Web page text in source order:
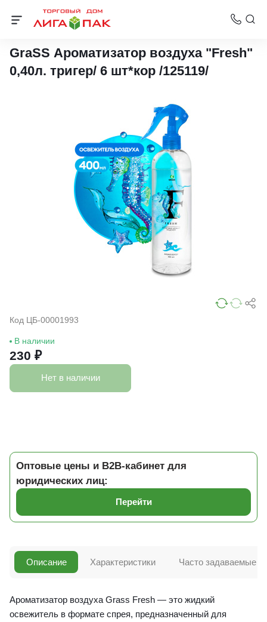
Освежители воздуха и полироли
GraSS Ароматизатор воздуха "Fresh"
0,40л. тригер/ 6 шт*кор /125119/
Код ЦБ-00001993
В наличии
230 ₽
Нет в наличии
Оптовые цены и B2B-кабинет для
юридических лиц:
Перейти
Описание
Ароматизатор воздуха Grass Fresh — это жидкий
освежитель в формате спрея, предназначенный для
Характеристики Часто задаваемые